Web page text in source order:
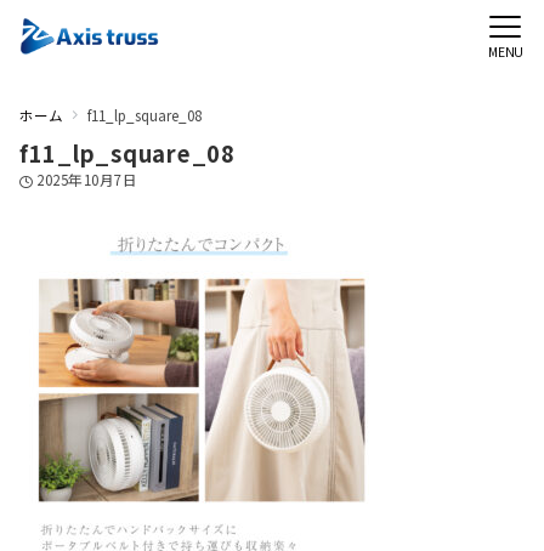
MENU
ホーム f11_lp_square_08
f11_lp_square_08
2025年10月7日